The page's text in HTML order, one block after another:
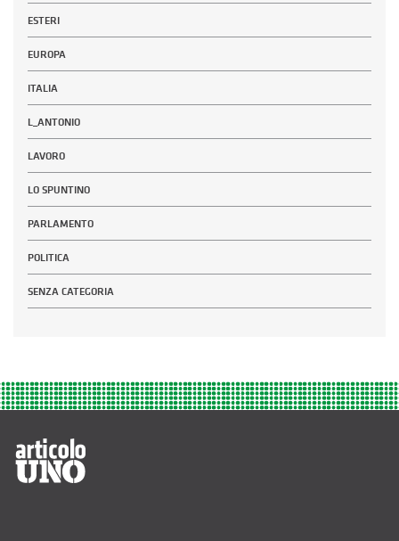
ESTERI
EUROPA
ITALIA
L_ANTONIO
LAVORO
LO SPUNTINO
PARLAMENTO
POLITICA
SENZA CATEGORIA